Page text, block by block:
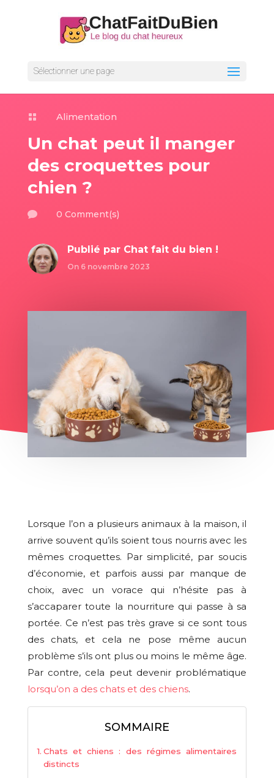
Sélectionner une page
 Alimentation
Un chat peut il manger
des croquettes pour
chien ?
 0 Comment(s)
Publié par Chat fait du bien !
On 6 novembre 2023
Lorsque l’on a plusieurs animaux à la maison, il
arrive souvent qu’ils soient tous nourris avec les
mêmes croquettes. Par simplicité, par soucis
d’économie, et parfois aussi par manque de
choix, avec un vorace qui n’hésite pas à
s’accaparer toute la nourriture qui passe à sa
portée. Ce n’est pas très grave si ce sont tous
des chats, et cela ne pose même aucun
problème s’ils ont plus ou moins le même âge.
Par contre, cela peut devenir problématique
lorsqu’on a des chats et des chiens.
SOMMAIRE
Chats et chiens : des régimes alimentaires
distincts